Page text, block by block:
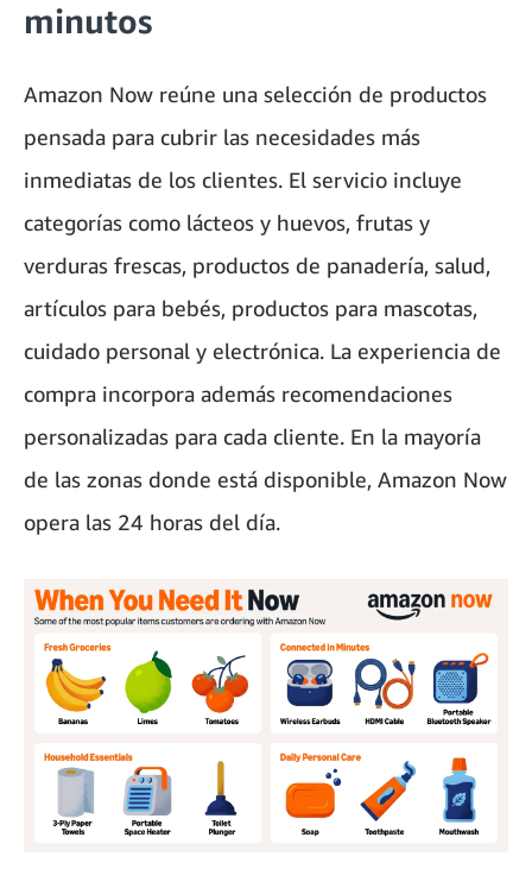
minutos
Amazon Now reúne una selección de productos
pensada para cubrir las necesidades más
inmediatas de los clientes. El servicio incluye
categorías como lácteos y huevos, frutas y
verduras frescas, productos de panadería, salud,
artículos para bebés, productos para mascotas,
cuidado personal y electrónica. La experiencia de
compra incorpora además recomendaciones
personalizadas para cada cliente. En la mayoría
de las zonas donde está disponible, Amazon Now
opera las 24 horas del día.